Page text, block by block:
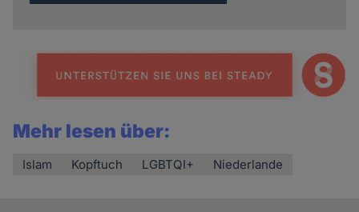
Mehr lesen über:
Islam Kopftuch LGBTQI+ Niederlande